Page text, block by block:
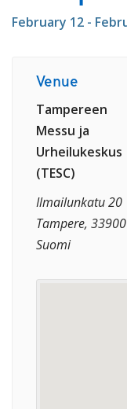
February 12 -
Venue
Tampereen
Messu­ ja
Urheilukeskus
(TESC)
Ilmailunkatu 20
Tampere, 33900
Suomi